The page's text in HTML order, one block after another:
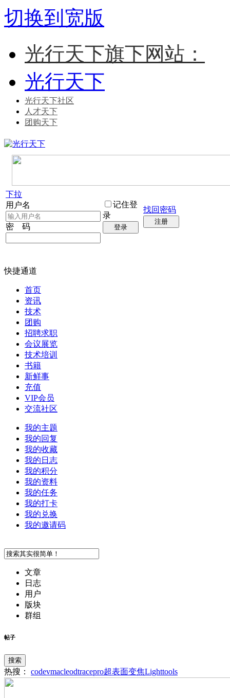
切换到宽版
光行天下旗下网站：
光行天下
光行天下社区
人才天下
团购天下
下拉
用户名
密 码
记住登
录
登录
找回密码
注册
快捷通道
首页
资讯
技术
团购
招聘求职
会议展览
技术培训
书籍
新鲜事
充值
VIP会员
交流社区
我的主题
我的回复
我的收藏
我的日志
我的积分
我的资料
我的任务
我的打卡
我的兑换
我的邀请码
文章
日志
用户
版块
群组
帖子
搜索
热搜： codevmacleodtracepro超表面变焦Lighttools